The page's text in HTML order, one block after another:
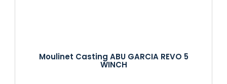
Moulinet Casting ABU GARCIA REVO 5
WINCH